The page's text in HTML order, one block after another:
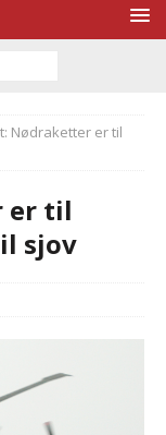
Nødraketter er til
er til
sjov